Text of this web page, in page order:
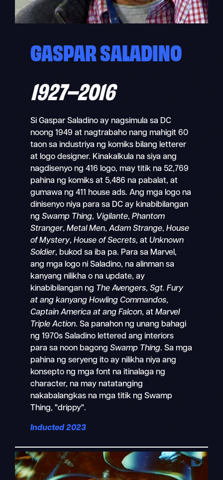
GASPAR SALADINO
1927–2016
Si Gaspar Saladino ay nagsimula sa DC
noong 1949 at nagtrabaho nang mahigit 60
taon sa industriya ng komiks bilang letterer
at logo designer. Kinakalkula na siya ang
nagdisenyo ng 416 logo, may titik na 52,769
pahina ng komiks at 5,486 na pabalat, at
gumawa ng 411 house ads. Ang mga logo na
dinisenyo niya para sa DC ay kinabibilangan
ngSwamp Thing, Vigilante,Phantom
Stranger,Metal Men,Adam Strange,House
of Mystery,House of Secrets, at Unknown
Soldier, bukod sa iba pa. Para sa Marvel,
ang mga logo ni Saladino, na alinman sa
kanyang nilikha o na update, ay
kinabibilangan ng The Avengers,Sgt. Fury
at ang kanyang Howling Commandos,
Captain America at ang Falcon, atMarvel
Triple Action. Sa panahon ng unang bahagi
ng 1970s Saladino lettered ang interiors
para sa noon bagongSwamp Thing. Sa mga
pahina ng seryeng ito ay nilikha niya ang
konsepto ng mga font na itinalaga ng
character, na may natatanging
nakabalangkas na mga titik ng Swamp
Thing, "drippy".
Inducted 2023